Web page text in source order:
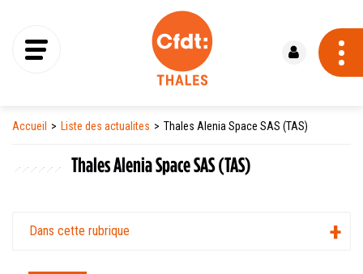
Accueil Liste des actualites Thales Alenia Space SAS (TAS)
Thales Alenia Space SAS (TAS)
Dans cette rubrique